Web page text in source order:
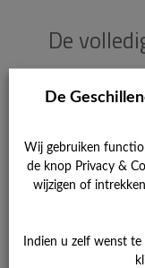
De
Samenvatting
De
dynamisch
op jaarbasis.
sluiten van de
voorlichting,
De
Wij gebruiken
de knop Privacy &
wijzigen of
Indien u zelf wenst